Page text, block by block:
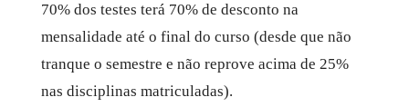
70% dos testes terá 70% de desconto na
mensalidade até o final do curso (desde que não
tranque o semestre e não reprove acima de 25%
nas disciplinas matriculadas).